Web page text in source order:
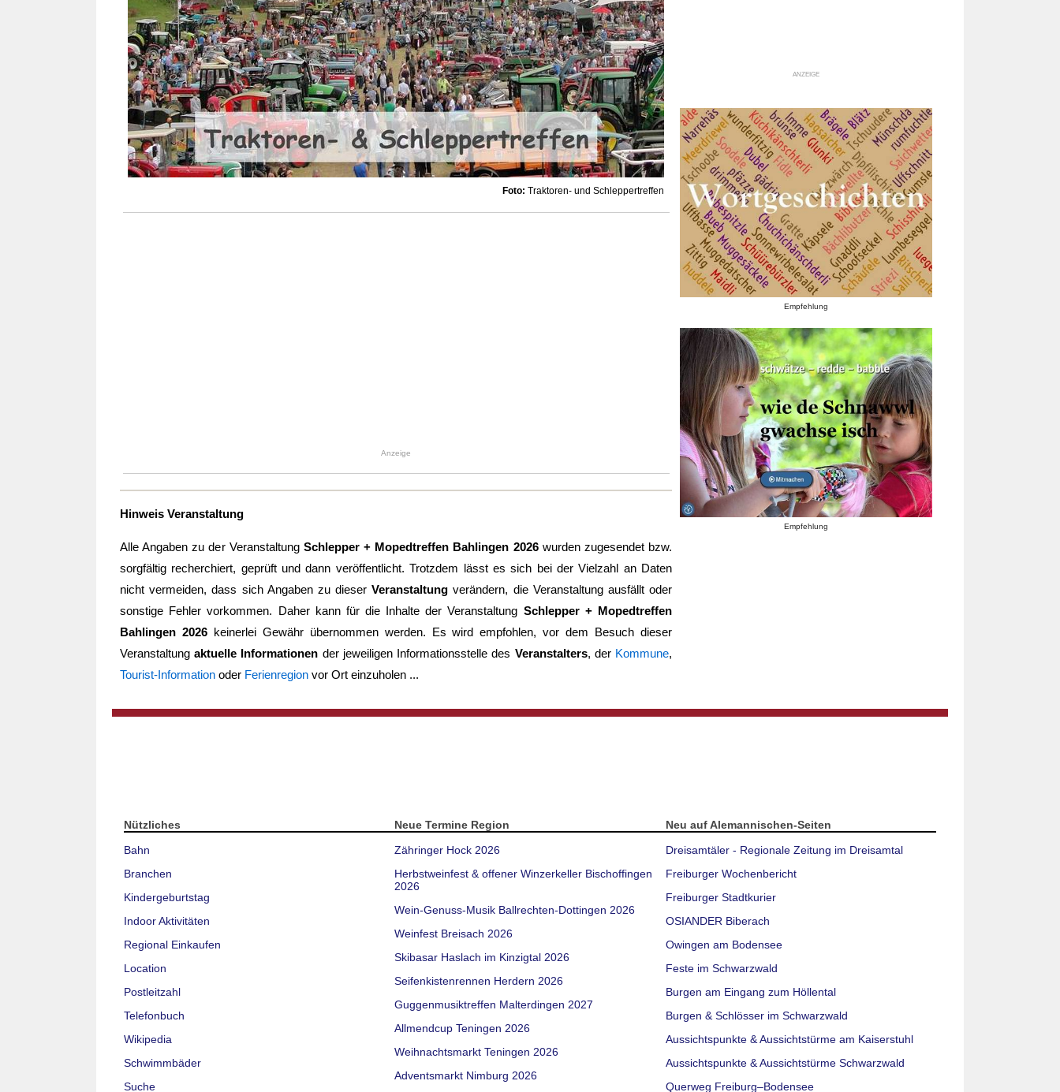
Foto: Traktoren- und Schleppertreffen
Anzeige
Hinweis Veranstaltung
Alle Angaben zu der Veranstaltung Schlepper + Mopedtreffen Bahlingen 2026wurden zugesendet bzw.
sorgfältig recherchiert, geprüft und dann veröffentlicht. Trotzdem lässt es sich bei der Vielzahl an Daten
nicht vermeiden, dass sich Angaben zu dieserVeranstaltung verändern, die Veranstaltung ausfällt oder
sonstige Fehler vorkommen. Daher kann für die Inhalte der Veranstaltung Schlepper + Mopedtreffen
Bahlingen 2026keinerlei Gewähr übernommen werden. Es wird empfohlen, vor dem Besuch dieser
Veranstaltungaktuelle Informationen der jeweiligen Informationsstelle des Veranstalters, der Kommune,
Tourist-Information oder Ferienregion vor Ort einzuholen ...
ANZEIGE
Empfehlung
Empfehlung
Nützliches
Bahn
Branchen
Kindergeburtstag
Indoor Aktivitäten
Regional Einkaufen
Location
Postleitzahl
Telefonbuch
Wikipedia
Schwimmbäder
Suche
Neue Termine Region
Zähringer Hock 2026
Herbstweinfest & offener Winzerkeller Bischoffingen
2026
Wein-Genuss-Musik Ballrechten-Dottingen 2026
Weinfest Breisach 2026
Skibasar Haslach im Kinzigtal 2026
Seifenkistenrennen Herdern 2026
Guggenmusiktreffen Malterdingen 2027
Allmendcup Teningen 2026
Weihnachtsmarkt Teningen 2026
Adventsmarkt Nimburg 2026
Neu auf Alemannischen-Seiten
Dreisamtäler - Regionale Zeitung im Dreisamtal
Freiburger Wochenbericht
Freiburger Stadtkurier
OSIANDER Biberach
Owingen am Bodensee
Feste im Schwarzwald
Burgen am Eingang zum Höllental
Burgen & Schlösser im Schwarzwald
Aussichtspunkte & Aussichtstürme am Kaiserstuhl
Aussichtspunkte & Aussichtstürme Schwarzwald
Querweg Freiburg–Bodensee